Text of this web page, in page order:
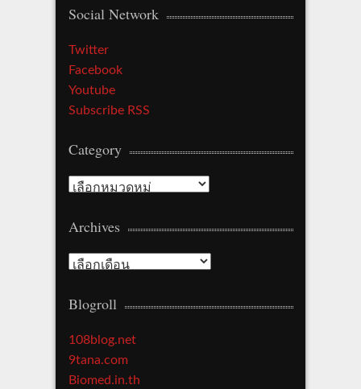
Social Network
Twitter
Facebook
Youtube
Subscribe RSS
Category
Category
Archives
Archives
Blogroll
108blog.net
9tana.com
Biomed.in.th